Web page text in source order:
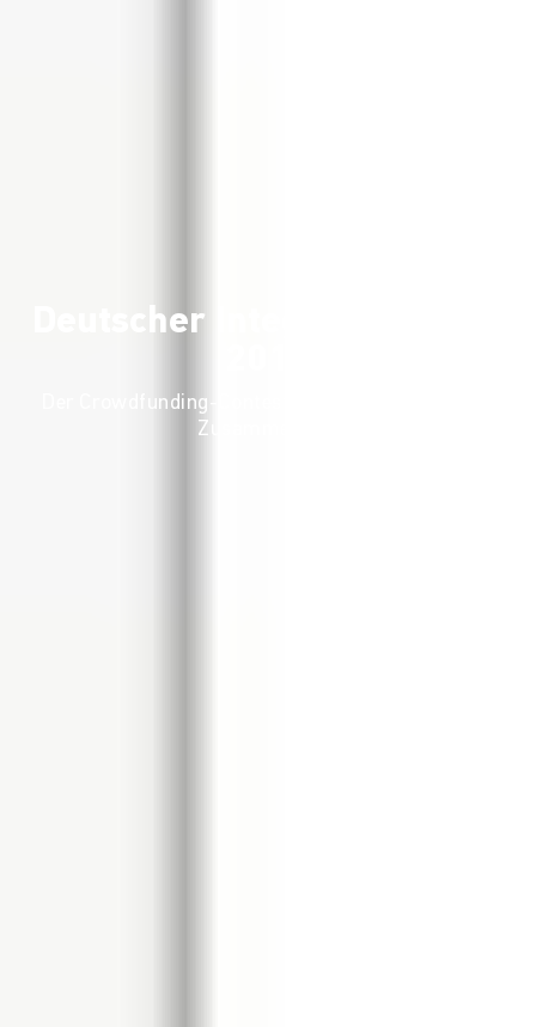
Deutscher Integrationspreis
Der Crowdfunding-Contest für gesellschaftlichen
Zusammenhalt